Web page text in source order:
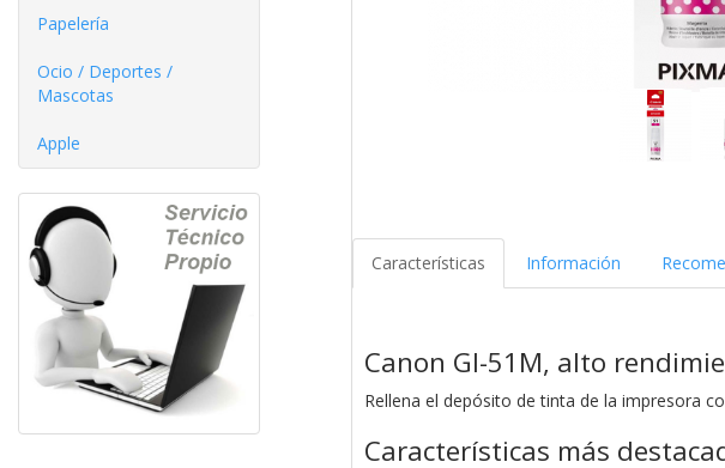
Papelería
Ocio / Deportes /
Mascotas
Apple
Características Información
Canon GI-51M, alto
Rellena el depósito de tinta de la impresora
Características más